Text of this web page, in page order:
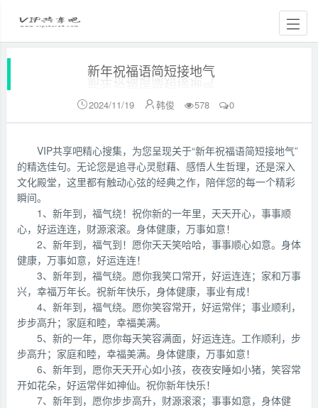
新年祝福语简短接地气
2024/11/19 韩俊 578 0
VIP共享吧精心搜集，为您呈现关于“新年祝福语简短接地气”
的精选佳句。无论您是追寻心灵慰藉、感悟人生哲理，还是深入
文化殿堂，这里都有触动心弦的经典之作，陪伴您的每一个精彩
瞬间。
1、新年到，福气绕！祝你新的一年里，天天开心，事事顺
心，好运连连，财源滚滚。身体健康，万事如意！
2、新年到，福气到！愿你天天笑哈哈，事事顺心如意。身体
健康，万事如意，好运连连！
3、新年到，福气绕。愿你我笑口常开，好运连连；家和万事
兴，幸福万年长。祝新年快乐，身体健康，事业有成！
4、新年到，福气绕。愿你笑容常开，好运常伴；事业顺利，
步步高升；家庭和睦，幸福美满。
5、新的一年，愿你每天笑容满面，好运连连。工作顺利，步
步高升；家庭和睦，幸福美满。身体健康，万事如意！
6、新年到，愿你天天开心如小孩，夜夜安睡如小猪，笑容常
开如花朵，好运常伴如神仙。祝你新年快乐！
7、新年到，愿你步步高升，财源滚滚；事事如意，身体健